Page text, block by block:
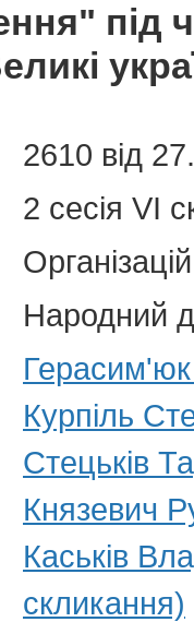
під
2610 від
2 сесія VI
Народний
Курпіль
Стецьків
Князевич
Каськів
скликання)